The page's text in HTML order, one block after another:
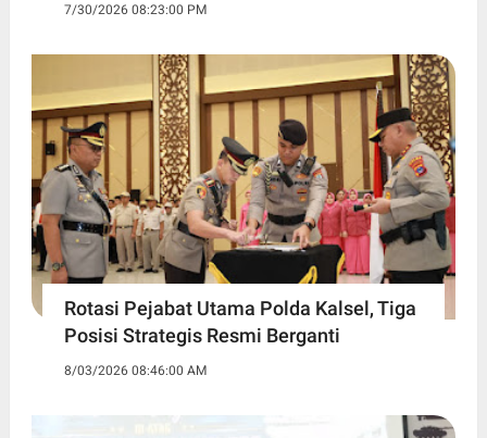
7/30/2026 08:23:00 PM
Rotasi Pejabat Utama Polda Kalsel, Tiga
Posisi Strategis Resmi Berganti
8/03/2026 08:46:00 AM